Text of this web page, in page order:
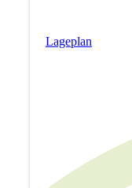
La­ge­plan